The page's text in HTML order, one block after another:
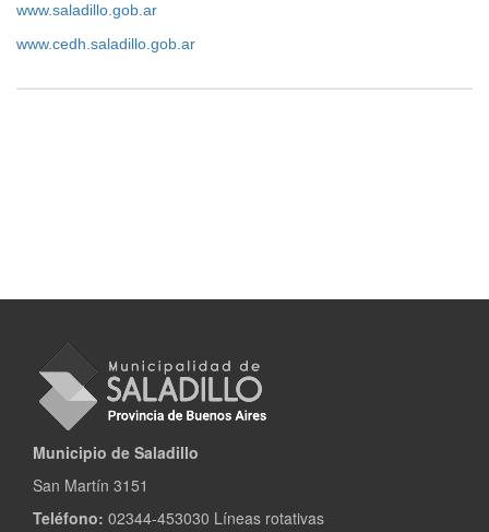
www.saladillo.gob.ar
www.cedh.saladillo.gob.ar
Municipio de Saladillo
San Martín 3151
Teléfono: 02344-453030 Líneas rotativas